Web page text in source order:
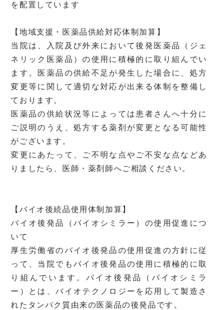
を配置しています
【地域支援・医薬品供給対応体制加算】
当院は、入院及び外来において後発医薬品（ジェ
ネリック医薬品）の使用に積極的に取り組んでい
ます。医薬品の供給不足が発生した場合に、処方
変更等に関して適切な対応が出来る体制を整備し
ております。
医薬品の供給状況等によっては患者さんへ十分に
ご説明のうえ、処方する薬剤が変更となる可能性
がございます。
変更にあたって、ご不明な点やご不安な点などあ
りましたら、医師・薬剤師へご相談ください。
【バイオ後続品使用体制加算】
バイオ後発品（バイオシミラー）の使用促進につ
いて
厚生労働省のバイオ後発品の使用促進の方針に従
って、当院でもバイオ後発品の使用に積極的に取
り組んでいます。バイオ後発品（バイオシミラ
ー）とは、バイオテクノロジーを応用して製造さ
れたタンパク質由来の医薬品の後発品です。